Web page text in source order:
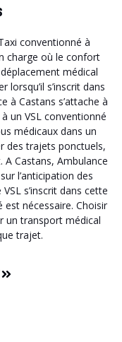
conventionné à
charge où le confort
médical
s’inscrit dans
à Castans s’attache à
un VSL conventionné
médicaux dans un
des trajets ponctuels,
A Castans, Ambulance
l’anticipation des
s’inscrit dans cette
est nécessaire. Choisir
un transport médical
trajet.